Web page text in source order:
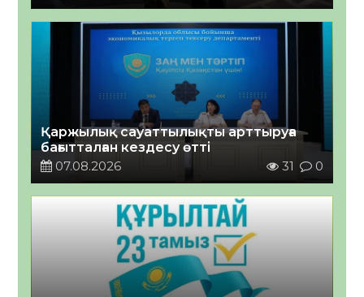
Қаржылық сауаттылықты арттыруға
бағытталған кездесу өтті
07.08.2026
31 0